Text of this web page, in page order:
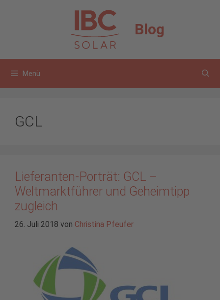
Blog
Menü
GCL
Lieferanten-Porträt: GCL –
Weltmarktführer und Geheimtipp
zugleich
26. Juli 2018 von Christina Pfeufer